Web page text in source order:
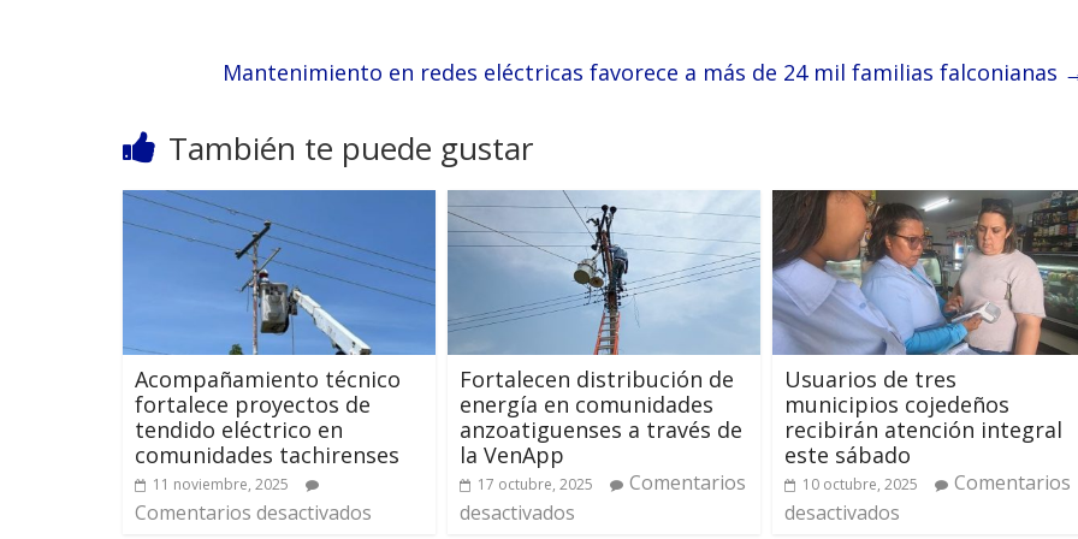
Mantenimiento en redes eléctricas favorece a más de 24 mil familias falconianas
También te puede gustar
Acompañamiento técnico
fortalece proyectos de
tendido eléctrico en
comunidades tachirenses
11 noviembre, 2025
Comentarios desactivados
Fortalecen distribución de
energía en comunidades
anzoatiguenses a través de
la VenApp
17 octubre, 2025
Comentarios
desactivados
Usuarios de tres
municipios cojedeños
recibirán atención integral
este sábado
10 octubre, 2025
Comentarios
desactivados